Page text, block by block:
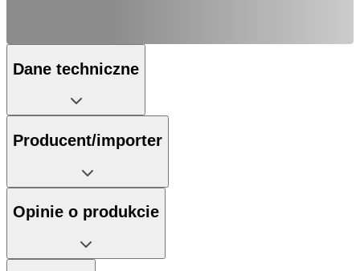
Dane techniczne
Producent/importer
Opinie o produkcie